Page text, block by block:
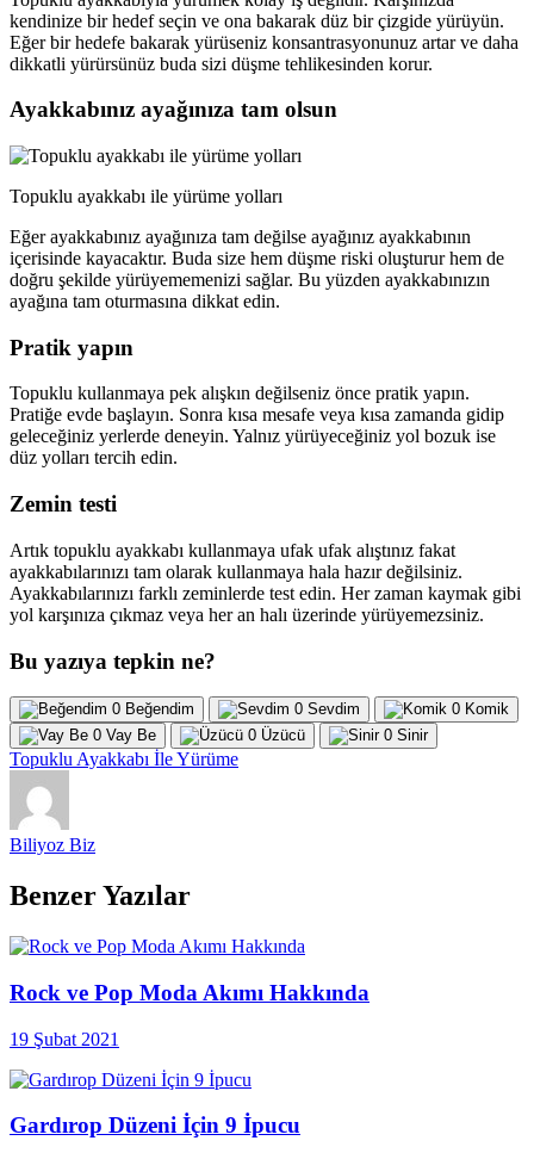
kendinize bir hedef seçin ve ona bakarak düz bir çizgide yürüyün.
Eğer bir hedefe bakarak yürüseniz konsantrasyonunuz artar ve daha
dikkatli yürürsünüz buda sizi düşme tehlikesinden korur.
Ayakkabınız ayağınıza tam olsun
Topuklu ayakkabı ile yürüme yolları
Eğer ayakkabınız ayağınıza tam değilse ayağınız ayakkabının
içerisinde kayacaktır. Buda size hem düşme riski oluşturur hem de
doğru şekilde yürüyememenizi sağlar. Bu yüzden ayakkabınızın
ayağına tam oturmasına dikkat edin.
Pratik yapın
Topuklu kullanmaya pek alışkın değilseniz önce pratik yapın.
Pratiğe evde başlayın. Sonra kısa mesafe veya kısa zamanda gidip
geleceğiniz yerlerde deneyin. Yalnız yürüyeceğiniz yol bozuk ise
düz yolları tercih edin.
Zemin testi
Artık topuklu ayakkabı kullanmaya ufak ufak alıştınız fakat
ayakkabılarınızı tam olarak kullanmaya hala hazır değilsiniz.
Ayakkabılarınızı farklı zeminlerde test edin. Her zaman kaymak gibi
yol karşınıza çıkmaz veya her an halı üzerinde yürüyemezsiniz.
Bu yazıya tepkin ne?
0 Beğendim 0 Sevdim 0 Komik
0 Vay Be 0 Üzücü 0 Sinir
Topuklu Ayakkabı İle Yürüme
Biliyoz Biz
Benzer Yazılar
Rock ve Pop Moda Akımı Hakkında
19 Şubat 2021
Gardırop Düzeni İçin 9 İpucu